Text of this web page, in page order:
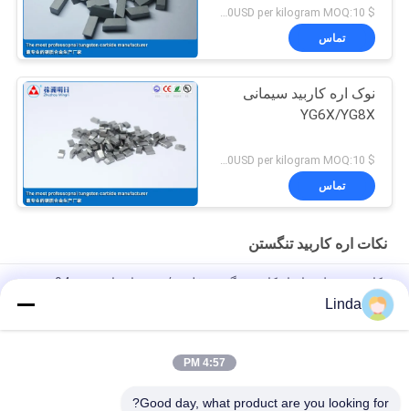
تماس
نوک اره کاربید سیمانی
YG6X/YG8X
$ 45.00-65.00USD per kilogram MOQ:10 کیلوگرم
تماس
نکات اره کاربید تنگستن
نکات مربوط به ابزار کاربید تنگستن فلزی / برش اره ای مدور 94
سختی HRA
SS10 20x12x3 نکات سنجه کاربید ولتفستم برای قطعات ابزار برق و
Linda
4:57 PM
Good day, what product are you looking for?